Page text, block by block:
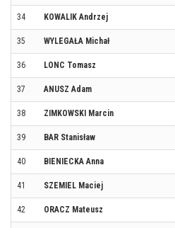
34 KOWALIK Andrzej
35 WYLEGAŁA Michał
36 LONC Tomasz
37 ANUSZ Adam
38 ZIMKOWSKI Marcin
39 BAR Stanisław
40 BIENIECKA Anna
41 SZEMIEL Maciej
42 ORACZ Mateusz